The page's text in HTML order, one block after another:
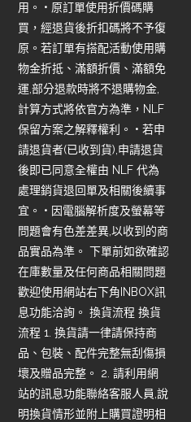
用。 • 原訂單使用折價碼購
買，經退貨後折扣碼將不予復
原。若訂單有搭配活動使用購
物金折抵、滿額折價、滿額免
運,部分退款時將不退購物金,
計算方式將依官方為準，NLF
保留方案之解釋權利。 • 若申
請退貨者(已收到貨),申請退貨
後即已同意全權由 NLF 代為
處理銷貨退回單及相關後續事
宜。 • 因電腦解析度及螢幕等
問題會有色差差異,以收到的商
品實品為準。 下單前如欲確認
在庫數量及任何商品相關問題
歡迎使用網站右下角INBOX訊
息功能洽詢。 換貨流程 換貨
流程 1. 換貨請一律請保持商
品、包裝、配件完整無刮傷損
壞及贈品完整。 2. 請利用網
站的訊息功能聯絡客服人員,說
明換貨情形並附上購買證明相